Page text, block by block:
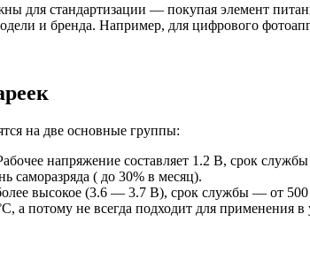
для стандартизации — покупая элемент
и бренда. Например, для цифрового
на две основные группы:
напряжение составляет 1.2 В, срок
саморазряда ( до 30% в месяц).
высокое (3.6 — 3.7 В), срок службы — от 500
а потому не всегда подходит для применения